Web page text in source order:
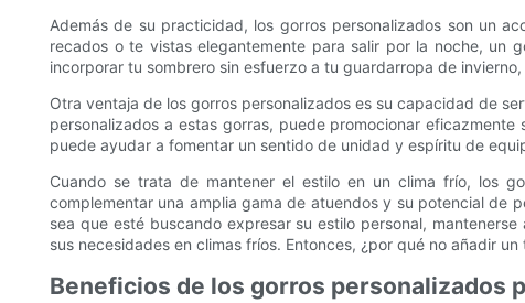
Además de su practicidad, los gorros personalizados son un
recados o te vistas elegantemente para salir por la noche, un
incorporar tu sombrero sin esfuerzo a tu guardarropa de
Otra ventaja de los gorros personalizados es su capacidad de
personalizados a estas gorras, puede promocionar
puede ayudar a fomentar un sentido de unidad y espíritu de
Cuando se trata de mantener el estilo en un clima frío, los
complementar una amplia gama de atuendos y su potencial de
sea que esté buscando expresar su estilo personal,
sus necesidades en climas fríos. Entonces, ¿por qué no añadir
Beneficios de los gorros personalizados